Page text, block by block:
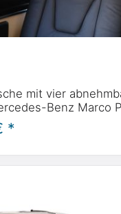
mit vier
Benz Marco
W447 & Viano
*